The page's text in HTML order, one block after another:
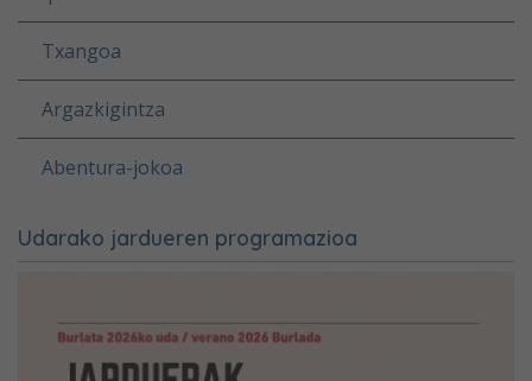
Txangoa
Argazkigintza
Abentura-jokoa
Udarako jardueren programazioa